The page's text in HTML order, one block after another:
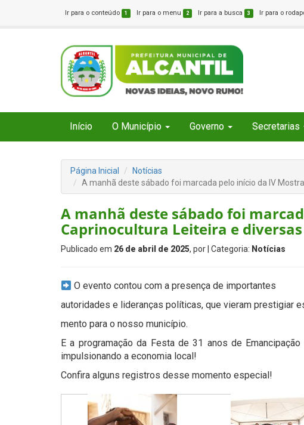
Ir para o conteúdo 1 Ir para o menu 2 Ir para a busca 3 Ir para o
Início O Município Governo Secretarias
Página Inicial
Notícias
A manhã deste sábado foi marcada pelo início da IV
A manhã deste sábado foi
Caprinocultura Leiteira e
Publicado em 26 de abril de 2025, por | Categoria: Notícias
O evento contou com a presença de importantes
autoridades e lideranças políticas, que vieram prestigiar
mento para o nosso município.
E a programação da Festa de 31 anos de
impulsionando a economia local!
Confira alguns registros desse momento especial!